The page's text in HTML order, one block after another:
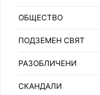
ОБЩЕСТВО
ПОДЗЕМЕН СВЯТ
РАЗОБЛИЧЕНИ
СКАНДАЛИ